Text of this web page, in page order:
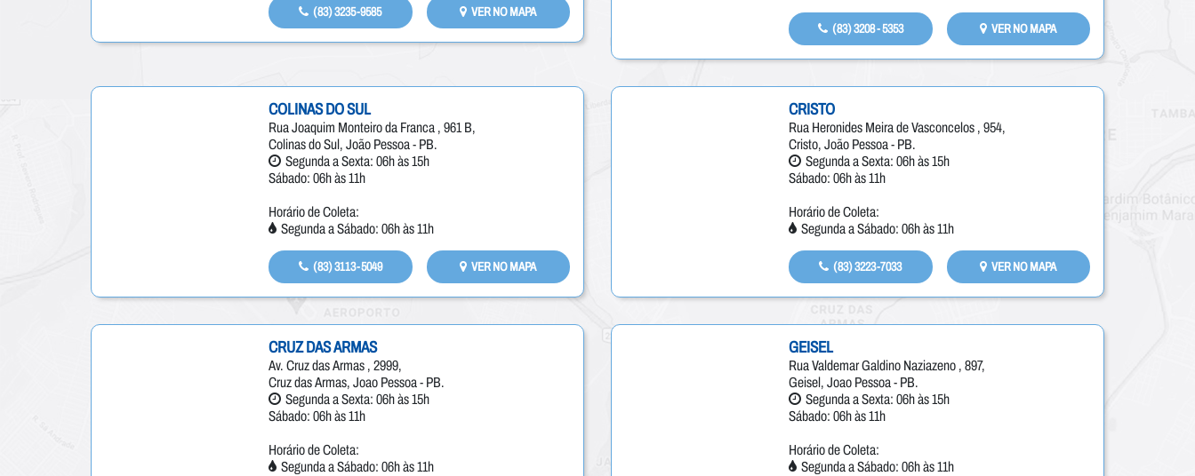
(83) 3235-9585 VER NO MAPA
(83) 3208 - 5353 VER NO MAPA
COLINAS DO SUL
Rua Joaquim Monteiro da Franca , 961 B,
Colinas do Sul, João Pessoa - PB.
Segunda a Sexta: 06h às 15h
Sábado: 06h às 11h
Horário de Coleta:
Segunda a Sábado: 06h às 11h
(83) 3113-5049 VER NO MAPA
CRISTO
Rua Heronides Meira de Vasconcelos , 954,
Cristo, João Pessoa - PB.
Segunda a Sexta: 06h às 15h
Sábado: 06h às 11h
Horário de Coleta:
Segunda a Sábado: 06h às 11h
(83) 3223-7033 VER NO MAPA
CRUZ DAS ARMAS
Av. Cruz das Armas , 2999,
Cruz das Armas, Joao Pessoa - PB.
Segunda a Sexta: 06h às 15h
Sábado: 06h às 11h
Horário de Coleta:
Segunda a Sábado: 06h às 11h
GEISEL
Rua Valdemar Galdino Naziazeno , 897,
Geisel, Joao Pessoa - PB.
Segunda a Sexta: 06h às 15h
Sábado: 06h às 11h
Horário de Coleta:
Segunda a Sábado: 06h às 11h